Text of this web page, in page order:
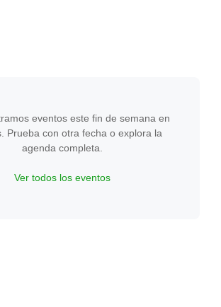
eventos este fin de semana en
Prueba con otra fecha o explora la
agenda completa.
Ver todos los eventos